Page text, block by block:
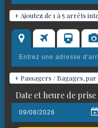
+ Ajoutez de 1 à 5 arrêts
+ Passagers / Bagages, par
Date et heure de